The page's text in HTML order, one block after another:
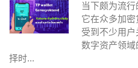
当下颇为流
它在众多加
受到不少用
数字资产领
择时...